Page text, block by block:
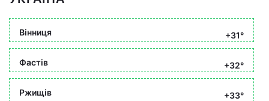
Вінниця +31°
Фастів +32°
Ржищів +33°